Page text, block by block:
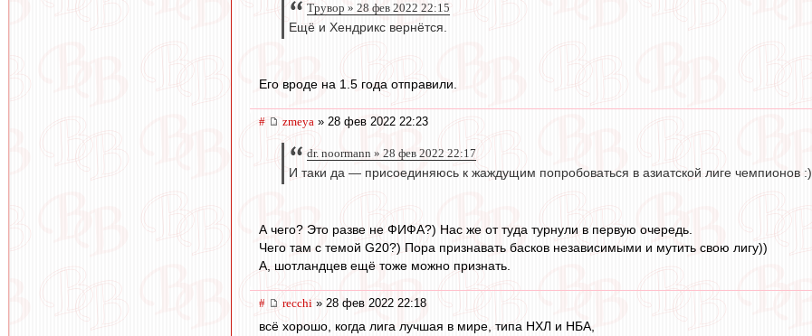
Трувор » 28 фев 2022 22:15
Ещё и Хендрикс вернётся.
Его вроде на 1.5 года отправили.
# zmeya » 28 фев 2022 22:23
dr. noormann » 28 фев 2022 22:17
И таки да — присоединяюсь к жаждущим попробоваться в азиатской лиге чемпионов :)
А чего? Это разве не ФИФА?) Нас же от туда турнули в первую очередь.
Чего там с темой G20?) Пора признавать басков независимыми и мутить свою лигу))
А, шотландцев ещё тоже можно признать.
# recchi » 28 фев 2022 22:18
всё хорошо, когда лига лучшая в мире, типа НХЛ и НБА,